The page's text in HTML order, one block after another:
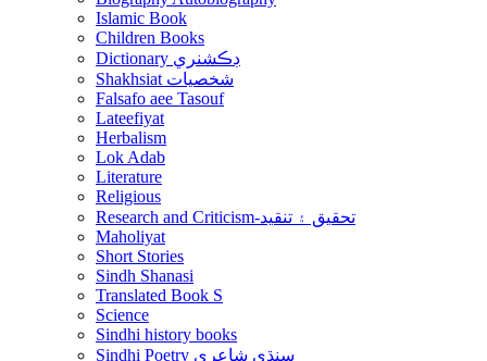
Islamic Book
Children Books
Dictionary ڊڪشنري
Shakhsiat شخصيات
Falsafo aee Tasouf
Lateefiyat
Herbalism
Lok Adab
Literature
Religious
Research and Criticism-تحقيق ۽ تنقيد
Maholiyat
Short Stories
Sindh Shanasi
Translated Book S
Science
Sindhi history books
Sindhi Poetry سنڌي شاعري